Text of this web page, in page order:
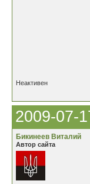
Неактивен
2009-07-
Бикинеев Виталий
Автор сайта